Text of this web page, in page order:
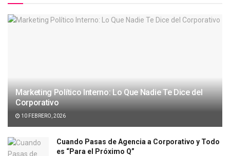
Marketing Político Interno: Lo Que Nadie Te Dice del
Corporativo
10 FEBRERO, 2026
Cuando Pasas de Agencia a Corporativo y Todo
es “Para el Próximo Q”